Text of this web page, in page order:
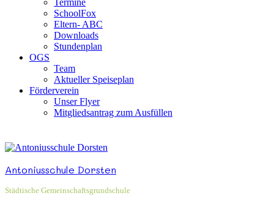
Termine
SchoolFox
Eltern- ABC
Downloads
Stundenplan
OGS
Team
Aktueller Speiseplan
Förderverein
Unser Flyer
Mitgliedsantrag zum Ausfüllen
Antoniusschule Dorsten
Städtische Gemeinschaftsgrundschule